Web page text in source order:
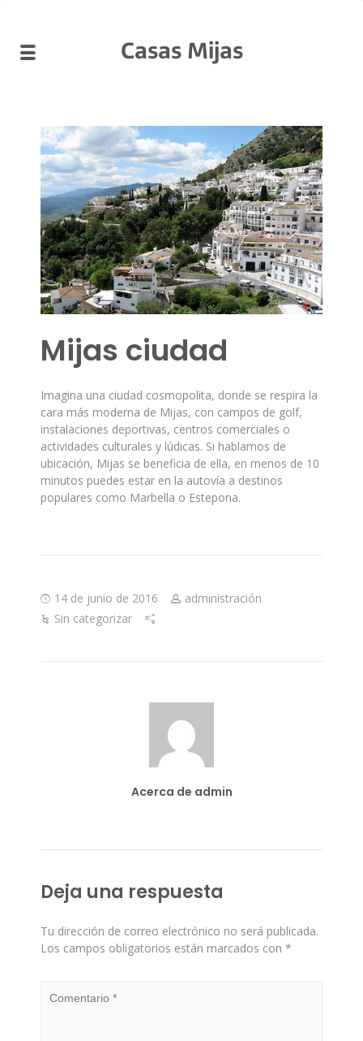
Casas Mijas
Mijas ciudad
Imagina una ciudad cosmopolita, donde se respira la
cara más moderna de Mijas, con campos de golf,
instalaciones deportivas, centros comerciales o
actividades culturales y lúdicas. Si hablamos de
ubicación, Mijas se beneficia de ella, en menos de 10
minutos puedes estar en la autovía a destinos
populares como Marbella o Estepona.
14 de junio de 2016
administración
Sin categorizar
Acerca de admin
Deja una respuesta
Tu dirección de correo electrónico no será publicada.
Los campos obligatorios están marcados con *